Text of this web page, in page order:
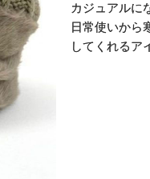
カジュアルに
日常使いから
してくれるア